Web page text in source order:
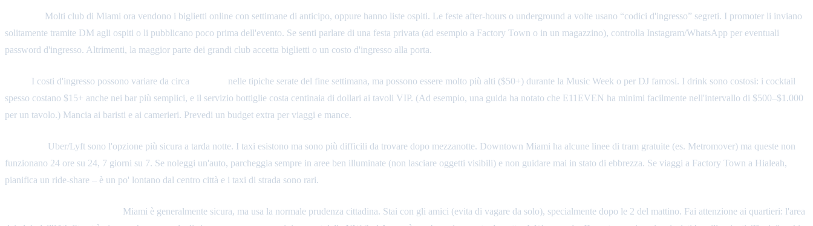
Molti club di Miami ora vendono i biglietti online con settimane di anticipo, oppure hanno liste ospiti. Le feste after-hours o underground a volte usano “codici d'ingresso” segreti. I promoter li inviano
solitamente tramite DM agli ospiti o li pubblicano poco prima dell'evento. Se senti parlare di una festa privata (ad esempio a Factory Town o in un magazzino), controlla Instagram/WhatsApp per eventuali
password d'ingresso. Altrimenti, la maggior parte dei grandi club accetta biglietti o un costo d'ingresso alla porta.
I costi d'ingresso possono variare da circa
nelle tipiche serate del fine settimana, ma possono essere molto più alti ($50+) durante la Music Week o per DJ famosi. I drink sono costosi: i cocktail
spesso costano $15+ anche nei bar più semplici, e il servizio bottiglie costa centinaia di dollari ai tavoli VIP. (Ad esempio, una guida ha notato che E11EVEN ha minimi facilmente nell'intervallo di $500–$1.000
per un tavolo.) Mancia ai baristi e ai camerieri. Prevedi un budget extra per viaggi e mance.
Uber/Lyft sono l'opzione più sicura a tarda notte. I taxi esistono ma sono più difficili da trovare dopo mezzanotte. Downtown Miami ha alcune linee di tram gratuite (es. Metromover) ma queste non
funzionano 24 ore su 24, 7 giorni su 7. Se noleggi un'auto, parcheggia sempre in aree ben illuminate (non lasciare oggetti visibili) e non guidare mai in stato di ebbrezza. Se viaggi a Factory Town a Hialeah,
pianifica un ride-share – è un po' lontano dal centro città e i taxi di strada sono rari.
Miami è generalmente sicura, ma usa la normale prudenza cittadina. Stai con gli amici (evita di vagare da solo), specialmente dopo le 2 del mattino. Fai attenzione ai quartieri: l'area